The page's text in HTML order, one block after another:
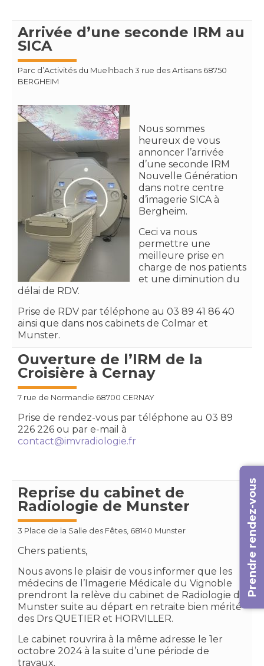
Arrivée d’une seconde IRM au
SICA
Parc d’Activités du Muelhbach 3 rue des Artisans 68750
BERGHEIM
Nous sommes
heureux de vous
annoncer l’arrivée
d’une seconde IRM
Nouvelle Génération
dans notre centre
d’imagerie SICA à
Bergheim.
Ceci va nous
permettre une
meilleure prise en
charge de nos patients
et une diminution du
délai de RDV.
Prise de RDV par téléphone au 03 89 41 86 40
ainsi que dans nos cabinets de Colmar et
Munster.
Ouverture de l’IRM de la
Croisière à Cernay
7 rue de Normandie 68700 CERNAY
Prise de rendez-vous par téléphone au 03 89
226 226 ou par e-mail à
contact@imvradiologie.fr
Reprise du cabinet de
Radiologie de Munster
3 Place de la Salle des Fêtes, 68140 Munster
Chers patients,
Nous avons le plaisir de vous informer que les
médecins de l’Imagerie Médicale du Vignoble
prendront la relève du cabinet de Radiologie de
Munster suite au départ en retraite bien mérité
des Drs QUETIER et HORVILLER.
Le cabinet rouvrira à la même adresse le 1er
octobre 2024 à la suite d’une période de
travaux.
Prendre rendez-vous